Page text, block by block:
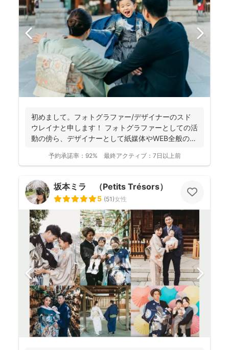
初めまして。フォトグラファー/デザイナーのスド
ウレイナと申します！ フォトグラファーとしての活
動の傍ら、デザイナーとして紙媒体やWEB全般のデ
予約承諾率： 92% 最終アクティブ： 7日以上前
坂本ミラ （Petits Trésors）
5 (51)女性